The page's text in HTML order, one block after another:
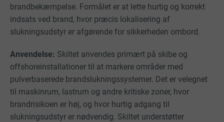
brandbekæmpelse. Formålet er at lette hurtig og korrekt
indsats ved brand, hvor præcis lokalisering af
slukningsudstyr er afgørende for sikkerheden ombord.
Anvendelse: Skiltet anvendes primært på skibe og
offshoreinstallationer til at markere områder med
pulverbaserede brandslukningssystemer. Det er velegnet
til maskinrum, lastrum og andre kritiske zoner, hvor
brandrisikoen er høj, og hvor hurtig adgang til
slukningsudstyr er nødvendig. Skiltet understøtter